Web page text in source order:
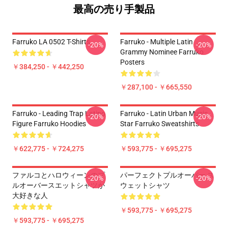
最高の売り手製品
Farruko LA 0502 T-Shirts
￥384,250 - ￥442,250
-20%
Farruko - Multiple Latin
Grammy Nominee Farruko
Posters
￥287,100 - ￥665,550
-20%
Farruko - Leading Trap Latino
Figure Farruko Hoodies
￥622,775 - ￥724,275
-20%
Farruko - Latin Urban Music
Star Farruko Sweatshirts
￥593,775 - ￥695,275
-20%
ファルコとハロウィーンのプ
ルオーバースエットシャツが
大好きな人
￥593,775 - ￥695,275
-20%
パーフェクトプルオーバー ス
ウェットシャツ
￥593,775 - ￥695,275
-20%